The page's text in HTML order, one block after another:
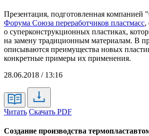
Презентация, подготовленная компанией
Форума Союза переработчиков пластмасс,
о суперконструкционных пластиках,
на замену традиционным материалам. В
описываются преимущества новых
конкретные примеры их применения.
28.06.2018 / 13:16
Читать Скачать PDF
Создание производства